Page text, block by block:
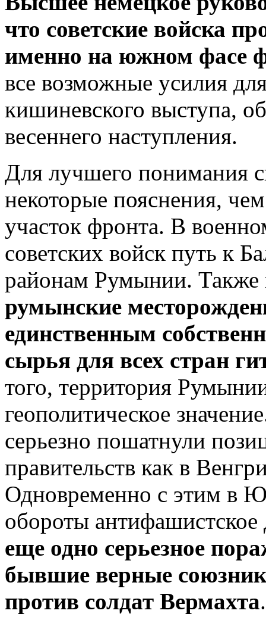
что советские войска
именно на южном фасе
все возможные усилия
кишиневского выступа,
весеннего наступления.
Для лучшего понимания
некоторые пояснения,
участок фронта. В
советских войск путь к
районам Румынии. Также
румынские
единственным
сырья для всех стран
того, территория
геополитическое
серьезно пошатнули
правительств как в
Одновременно с этим в
обороты
еще одно серьезное
бывшие верные
против солдат Вермахта.